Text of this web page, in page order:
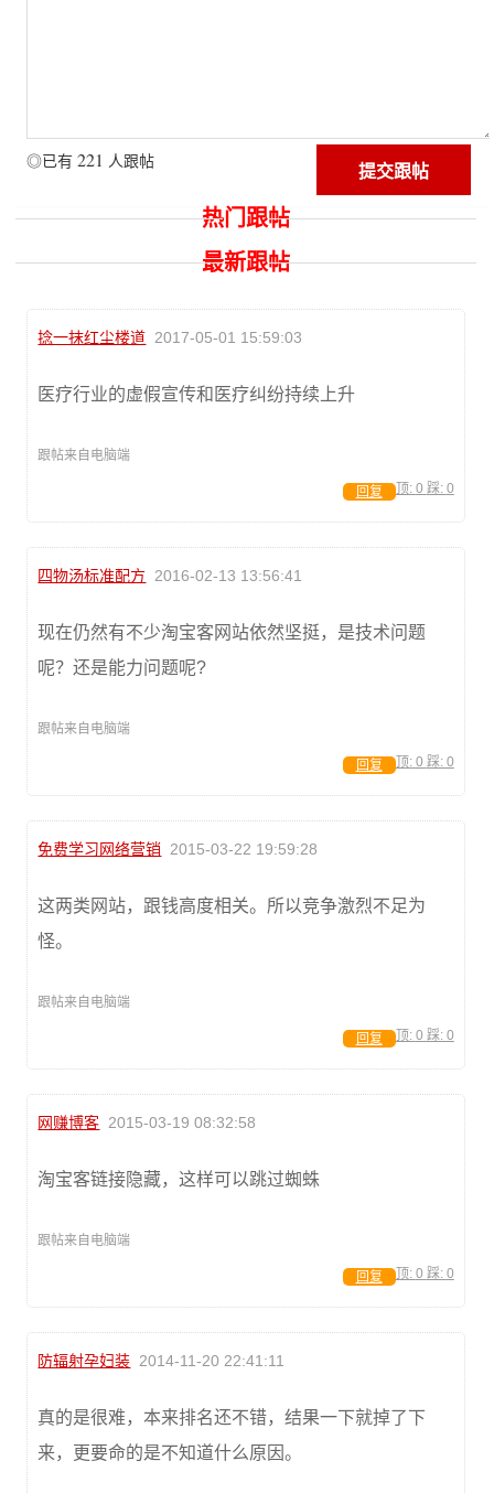
◎已有 221 人跟帖
热门跟帖
最新跟帖
捻一抹红尘楼道 2017-05-01 15:59:03
医疗行业的虚假宣传和医疗纠纷持续上升
跟帖来自电脑端
顶: 0 踩: 0
回复
四物汤标准配方 2016-02-13 13:56:41
现在仍然有不少淘宝客网站依然坚挺，是技术问题
呢？还是能力问题呢?
跟帖来自电脑端
顶: 0 踩: 0
回复
免费学习网络营销 2015-03-22 19:59:28
这两类网站，跟钱高度相关。所以竞争激烈不足为
怪。
跟帖来自电脑端
顶: 0 踩: 0
回复
网赚博客 2015-03-19 08:32:58
淘宝客链接隐藏，这样可以跳过蜘蛛
跟帖来自电脑端
顶: 0 踩: 0
回复
防辐射孕妇装 2014-11-20 22:41:11
真的是很难，本来排名还不错，结果一下就掉了下
来，更要命的是不知道什么原因。